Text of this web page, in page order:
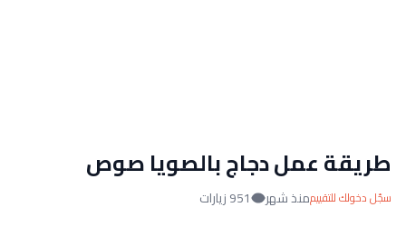
طريقة عمل دجاج بالصويا صوص
سجّل دخولك للتقييممنذ شهر 951 زيارات